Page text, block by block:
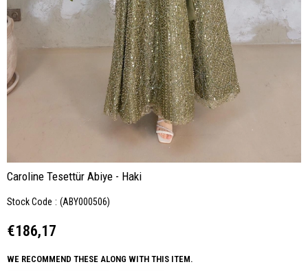
Caroline Tesettür Abiye - Haki
Stock Code (ABY000506)
€186,17
WE RECOMMEND THESE ALONG WITH THIS ITEM.